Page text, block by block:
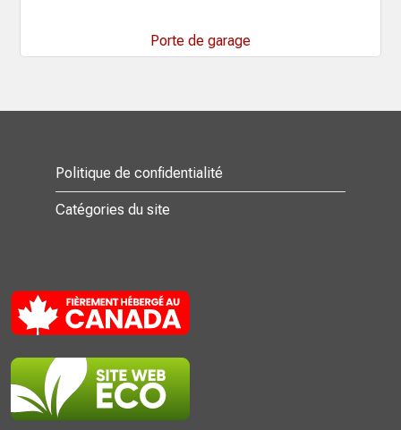
Porte de garage
Politique de confidentialité
Catégories du site